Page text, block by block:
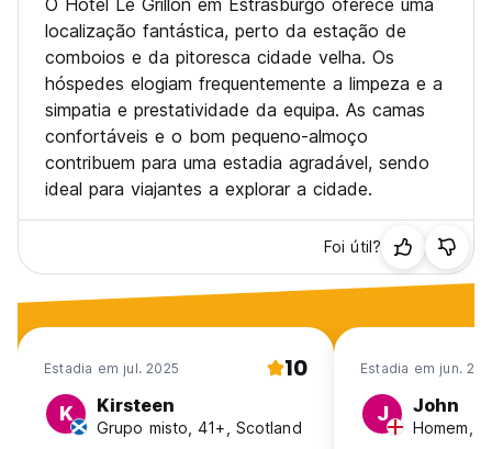
O Hotel Le Grillon em Estrasburgo oferece uma
localização fantástica, perto da estação de
comboios e da pitoresca cidade velha. Os
hóspedes elogiam frequentemente a limpeza e a
simpatia e prestatividade da equipa. As camas
confortáveis e o bom pequeno-almoço
contribuem para uma estadia agradável, sendo
ideal para viajantes a explorar a cidade.
Foi útil?
Estadia em jul. 2025 10
K Kirsteen
Grupo misto, 41+, Scotland
Estadia em jun.
J John
Homem,